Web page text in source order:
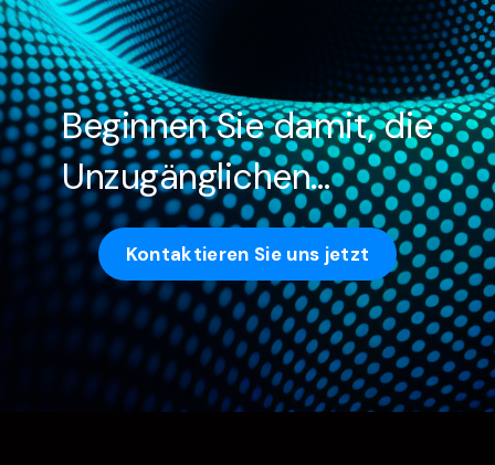
Beginnen Sie damit, die
Unzugänglichen…
Kontaktieren Sie uns jetzt